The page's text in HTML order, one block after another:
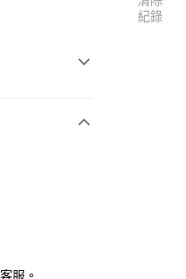
服。
紀錄